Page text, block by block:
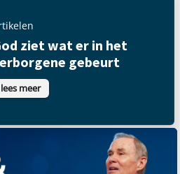
ziet wat er in het
gebeurt
lees meer